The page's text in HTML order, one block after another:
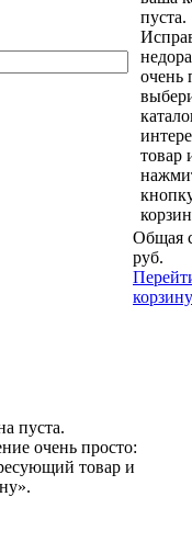
пуста.
очень
товар
Общая
руб.
корзину
пуста.
очень просто:
товар и